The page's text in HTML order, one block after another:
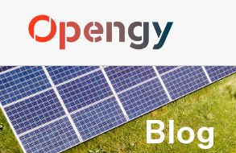
contenido
Blog